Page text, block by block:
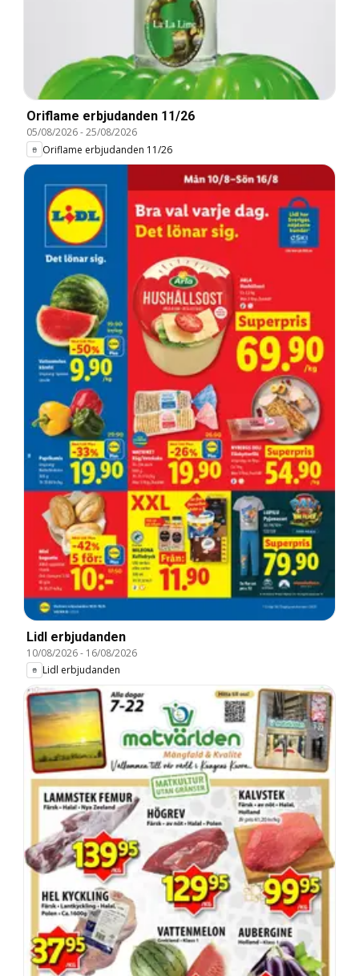
Oriflame erbjudanden 11/26
05/08/2026-25/08/2026
Oriflame erbjudanden 11/26
Lidl erbjudanden
10/08/2026- 16/08/2026
Lidl erbjudanden